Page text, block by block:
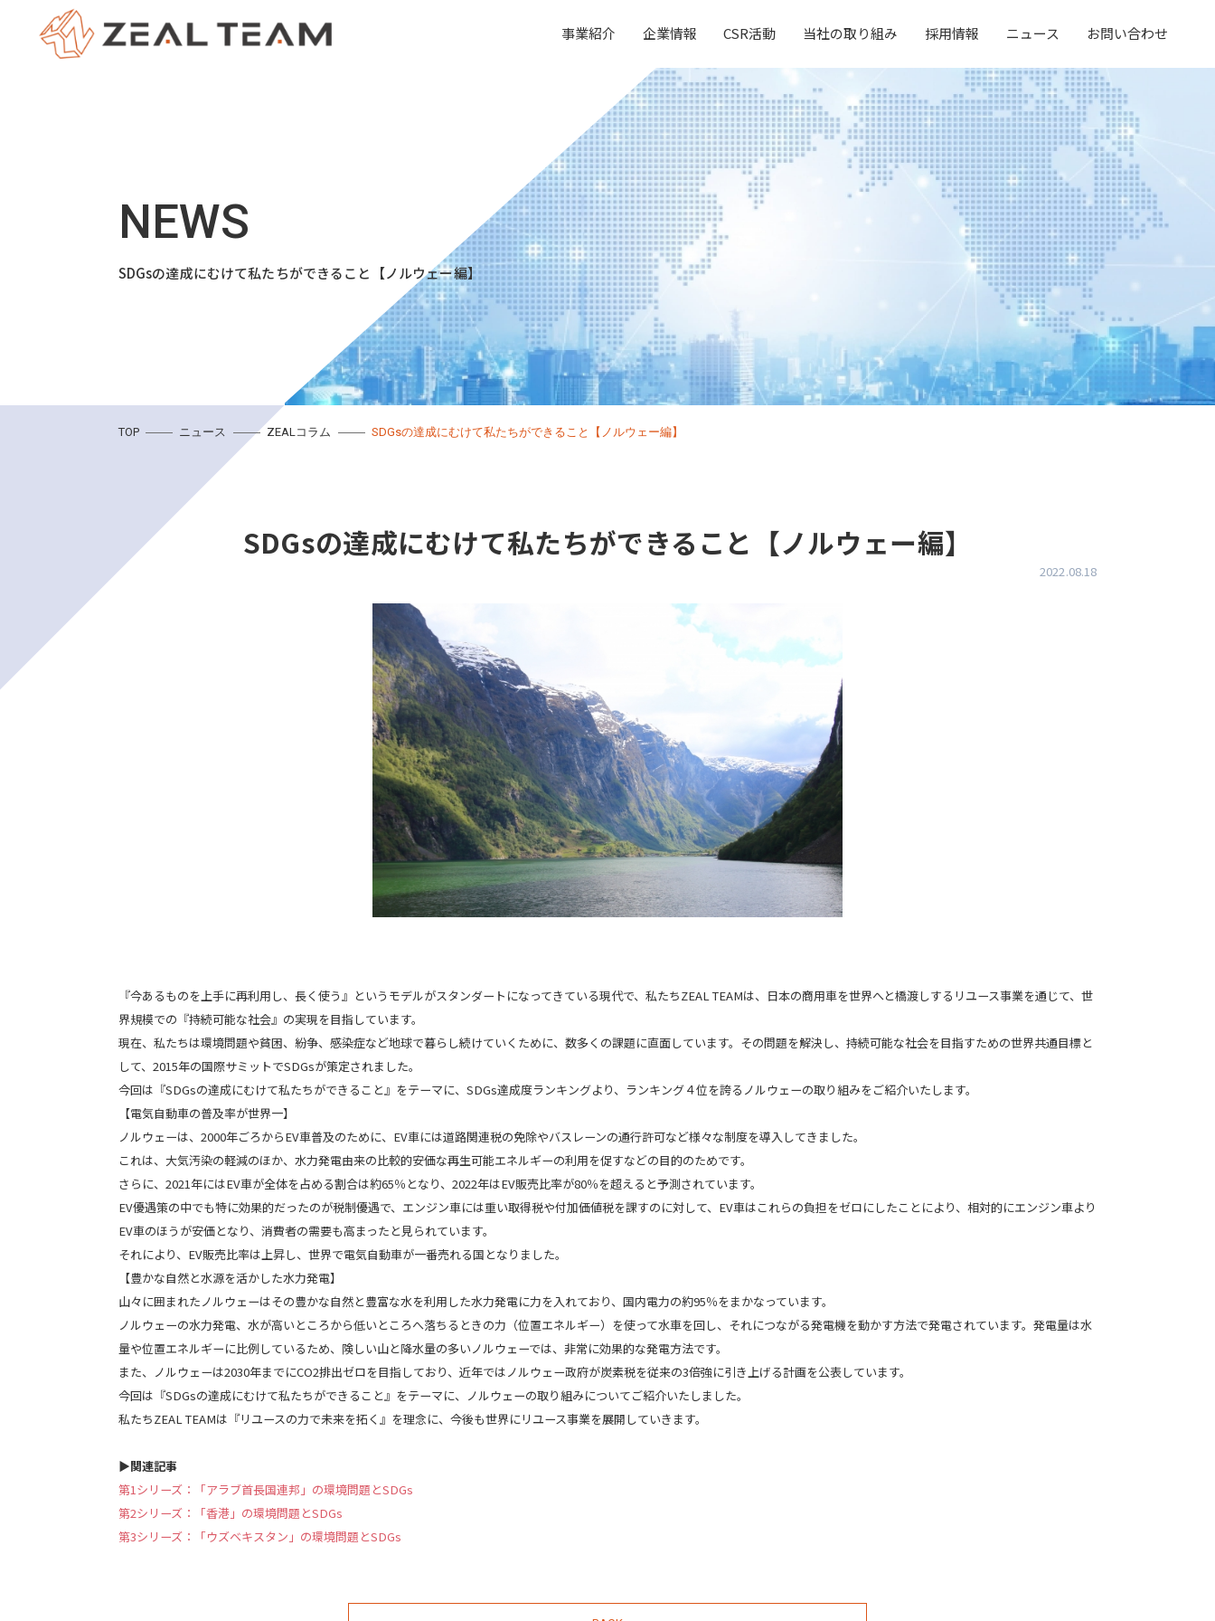
事業紹介 企業情報 CSR活動 当社の取り組み 採用情報 ニュース お問い合わせ
SDGsの達成にむけて私たちができること【ノルウェー編】
TOP ニュース ZEALコラム SDGsの達成にむけて私たちができること【ノルウェー編】
SDGsの達成にむけて私たちができること【ノルウェー編】
2022.08.18
『今あるものを上手に再利用し、長く使う』というモデルがスタンダートになってきている現代で、私たちZEAL TEAMは、日本の商用車を世界へと橋渡しするリユース事業を通じて、世
界規模での『持続可能な社会』の実現を目指しています。
現在、私たちは環境問題や貧困、紛争、感染症など地球で暮らし続けていくために、数多くの課題に直面しています。その問題を解決し、持続可能な社会を目指すための世界共通目標と
して、2015年の国際サミットでSDGsが策定されました。
今回は『SDGsの達成にむけて私たちができること』をテーマに、SDGs達成度ランキングより、ランキング４位を誇るノルウェーの取り組みをご紹介いたします。
【電気自動車の普及率が世界一】
ノルウェーは、2000年ごろからEV車普及のために、EV車には道路関連税の免除やバスレーンの通行許可など様々な制度を導入してきました。
これは、大気汚染の軽減のほか、水力発電由来の比較的安価な再生可能エネルギーの利用を促すなどの目的のためです。
さらに、2021年にはEV車が全体を占める割合は約65％となり、2022年はEV販売比率が80％を超えると予測されています。
EV優遇策の中でも特に効果的だったのが税制優遇で、エンジン車には重い取得税や付加価値税を課すのに対して、EV車はこれらの負担をゼロにしたことにより、相対的にエンジン車より
EV車のほうが安価となり、消費者の需要も高まったと見られています。
それにより、EV販売比率は上昇し、世界で電気自動車が一番売れる国となりました。
【豊かな自然と水源を活かした水力発電】
山々に囲まれたノルウェーはその豊かな自然と豊富な水を利用した水力発電に力を入れており、国内電力の約95％をまかなっています。
ノルウェーの水力発電、水が高いところから低いところへ落ちるときの力（位置エネルギー）を使って水車を回し、それにつながる発電機を動かす方法で発電されています。発電量は水
量や位置エネルギーに比例しているため、険しい山と降水量の多いノルウェーでは、非常に効果的な発電方法です。
また、ノルウェーは2030年までにCO2排出ゼロを目指しており、近年ではノルウェー政府が炭素税を従来の3倍強に引き上げる計画を公表しています。
今回は『SDGsの達成にむけて私たちができること』をテーマに、ノルウェーの取り組みについてご紹介いたしました。
私たちZEAL TEAMは『リユースの力で未来を拓く』を理念に、今後も世界にリユース事業を展開していきます。
▶︎関連記事
第1シリーズ：「アラブ首長国連邦」の環境問題とSDGs
第2シリーズ：「香港」の環境問題とSDGs
第3シリーズ：「ウズベキスタン」の環境問題とSDGs